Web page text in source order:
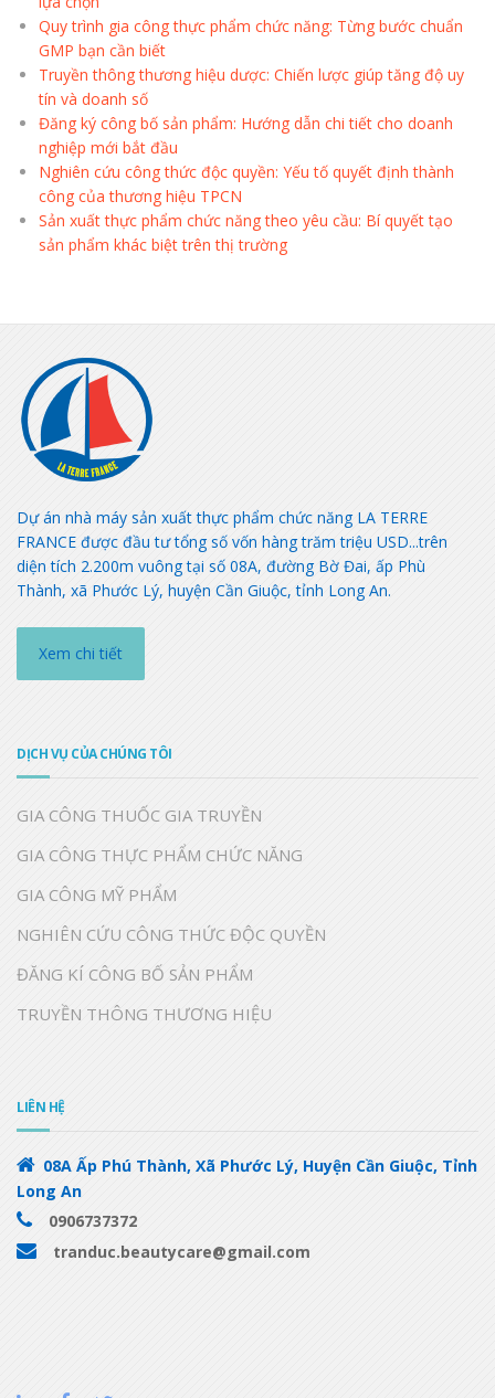
Quy trình gia công thực phẩm chức năng: Từng bước chuẩn
GMP bạn cần biết
Truyền thông thương hiệu dược: Chiến lược giúp tăng độ uy
tín và doanh số
Đăng ký công bố sản phẩm: Hướng dẫn chi tiết cho doanh
nghiệp mới bắt đầu
Nghiên cứu công thức độc quyền: Yếu tố quyết định thành
công của thương hiệu TPCN
Sản xuất thực phẩm chức năng theo yêu cầu: Bí quyết tạo
sản phẩm khác biệt trên thị trường
Dự án nhà máy sản xuất thực phẩm chức năng LA TERRE
FRANCE được đầu tư tổng số vốn hàng trăm triệu USD...trên
diện tích 2.200m vuông tại số 08A, đường Bờ Đai, ấp Phù
Thành, xã Phước Lý, huyện Cần Giuộc, tỉnh Long An.
Xem chi tiết
DỊCH VỤ CỦA CHÚNG TÔI
GIA CÔNG THUỐC GIA TRUYỀN
GIA CÔNG THỰC PHẨM CHỨC NĂNG
GIA CÔNG MỸ PHẨM
NGHIÊN CỨU CÔNG THỨC ĐỘC QUYỀN
ĐĂNG KÍ CÔNG BỐ SẢN PHẨM
TRUYỀN THÔNG THƯƠNG HIỆU
LIÊN HỆ
08A Ấp Phú Thành, Xã Phước Lý, Huyện Cần Giuộc, Tỉnh
Long An
0906737372
tranduc.beautycare@gmail.com